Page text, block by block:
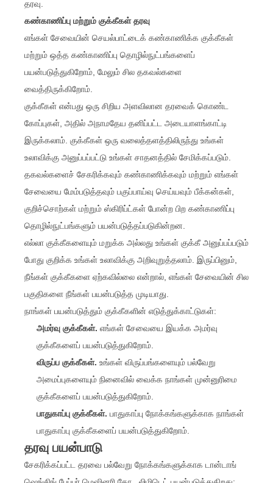
தரவு.
கண்காணிப்பு மற்றும் குக்கீகள் தரவு
எங்கள் சேவையின் செயல்பாட்டைக் கண்காணிக்க குக்கீகள்
மற்றும் ஒத்த கண்காணிப்பு தொழில்நுட்பங்களைப்
பயன்படுத்துகிறோம், மேலும் சில தகவல்களை
வைத்திருக்கிறோம்.
குக்கீகள் என்பது ஒரு சிறிய அளவிலான தரவைக் கொண்ட
கோப்புகள், அதில் அநாமதேய தனிப்பட்ட அடையாளங்காட்டி
இருக்கலாம். குக்கீகள் ஒரு வலைத்தளத்திலிருந்து உங்கள்
உலாவிக்கு அனுப்பப்பட்டு உங்கள் சாதனத்தில் சேமிக்கப்படும்.
தகவல்களைச் சேகரிக்கவும் கண்காணிக்கவும் மற்றும் எங்கள்
சேவையை மேம்படுத்தவும் பகுப்பாய்வு செய்யவும் பீக்கன்கள்,
குறிச்சொற்கள் மற்றும் ஸ்கிரிப்ட்கள் போன்ற பிற கண்காணிப்பு
தொழில்நுட்பங்களும் பயன்படுத்தப்படுகின்றன.
எல்லா குக்கீகளையும் மறுக்க அல்லது உங்கள் குக்கீ அனுப்பப்படும்
போது குறிக்க உங்கள் உலாவிக்கு அறிவுறுத்தலாம். இருப்பினும்,
நீங்கள் குக்கீகளை ஏற்கவில்லை என்றால், எங்கள் சேவையின் சில
பகுதிகளை நீங்கள் பயன்படுத்த முடியாது.
நாங்கள் பயன்படுத்தும் குக்கீகளின் எடுத்துக்காட்டுகள்:
அமர்வு குக்கீகள். எங்கள் சேவையை இயக்க அமர்வு
குக்கீகளைப் பயன்படுத்துகிறோம்.
விருப்ப குக்கீகள். உங்கள் விருப்பங்களையும் பல்வேறு
அமைப்புகளையும் நினைவில் வைக்க நாங்கள் முன்னுரிமை
குக்கீகளைப் பயன்படுத்துகிறோம்.
பாதுகாப்பு குக்கீகள். பாதுகாப்பு நோக்கங்களுக்காக நாங்கள்
பாதுகாப்பு குக்கீகளைப் பயன்படுத்துகிறோம்.
தரவு பயன்பாடு
சேகரிக்கப்பட்ட தரவை பல்வேறு நோக்கங்களுக்காக டான்டாங்